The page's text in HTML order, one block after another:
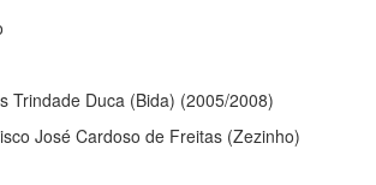
Trindade Duca (Bida) (2005/2008)
José Cardoso de Freitas (Zezinho)